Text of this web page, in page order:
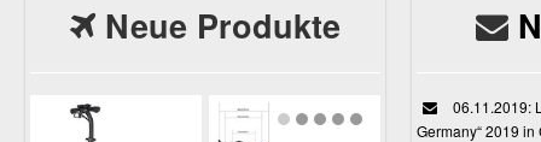
Neue Produkte
06.11.2019:
Germany“ 2019